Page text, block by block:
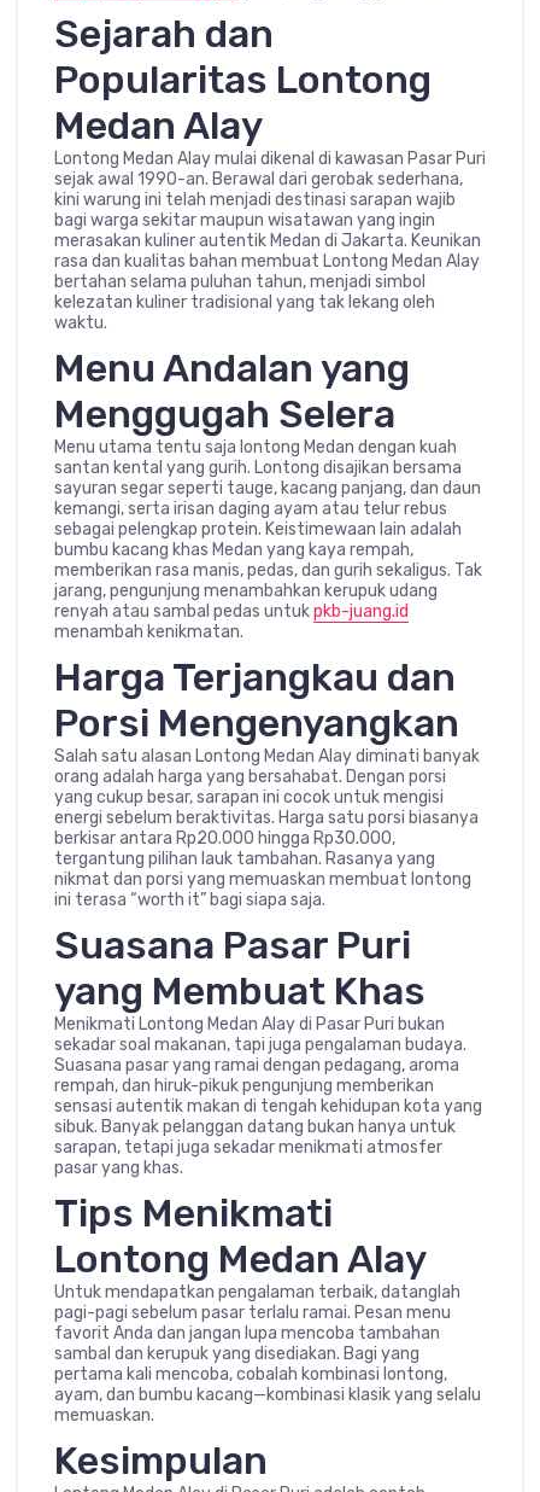
Sejarah dan
Popularitas Lontong
Medan Alay
Lontong Medan Alay mulai dikenal di kawasan Pasar Puri
sejak awal 1990-an. Berawal dari gerobak sederhana,
kini warung ini telah menjadi destinasi sarapan wajib
bagi warga sekitar maupun wisatawan yang ingin
merasakan kuliner autentik Medan di Jakarta. Keunikan
rasa dan kualitas bahan membuat Lontong Medan Alay
bertahan selama puluhan tahun, menjadi simbol
kelezatan kuliner tradisional yang tak lekang oleh
waktu.
Menu Andalan yang
Menggugah Selera
Menu utama tentu saja lontong Medan dengan kuah
santan kental yang gurih. Lontong disajikan bersama
sayuran segar seperti tauge, kacang panjang, dan daun
kemangi, serta irisan daging ayam atau telur rebus
sebagai pelengkap protein. Keistimewaan lain adalah
bumbu kacang khas Medan yang kaya rempah,
memberikan rasa manis, pedas, dan gurih sekaligus. Tak
jarang, pengunjung menambahkan kerupuk udang
renyah atau sambal pedas untukpkb-juang.id
menambah kenikmatan.
Harga Terjangkau dan
Porsi Mengenyangkan
Salah satu alasan Lontong Medan Alay diminati banyak
orang adalah harga yang bersahabat. Dengan porsi
yang cukup besar, sarapan ini cocok untuk mengisi
energi sebelum beraktivitas. Harga satu porsi biasanya
berkisar antara Rp20.000 hingga Rp30.000,
tergantung pilihan lauk tambahan. Rasanya yang
nikmat dan porsi yang memuaskan membuat lontong
ini terasa “worth it” bagi siapa saja.
Suasana Pasar Puri
yang Membuat Khas
Menikmati Lontong Medan Alay di Pasar Puri bukan
sekadar soal makanan, tapi juga pengalaman budaya.
Suasana pasar yang ramai dengan pedagang, aroma
rempah, dan hiruk-pikuk pengunjung memberikan
sensasi autentik makan di tengah kehidupan kota yang
sibuk. Banyak pelanggan datang bukan hanya untuk
sarapan, tetapi juga sekadar menikmati atmosfer
pasar yang khas.
Tips Menikmati
Lontong Medan Alay
Untuk mendapatkan pengalaman terbaik, datanglah
pagi-pagi sebelum pasar terlalu ramai. Pesan menu
favorit Anda dan jangan lupa mencoba tambahan
sambal dan kerupuk yang disediakan. Bagi yang
pertama kali mencoba, cobalah kombinasi lontong,
ayam, dan bumbu kacang—kombinasi klasik yang selalu
memuaskan.
Kesimpulan